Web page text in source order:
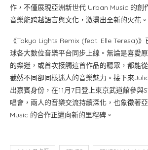
作，不僅展現亞洲新世代 Urban Music 的創
音樂能跨越語言與文化，激盪出全新的火花。
《Tokyo Lights Remix (feat. Elle Teresa)》
球各大數位音樂平台同步上線。無論是喜愛
的樂迷，或首次接觸這首作品的聽眾，都能
截然不同卻同樣迷人的音樂魅力。接下來
出嘉賓身份，在11月7日登上東京武道館參與
唱會，兩人的音樂交流持續深化，也象徵著
Music 的合作正邁向新的里程碑。